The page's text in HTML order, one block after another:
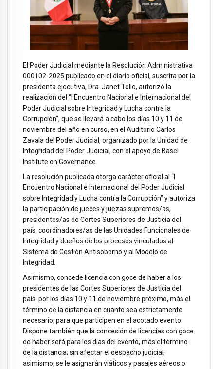
El Poder Judicial mediante la Resolución Administrativa
000102-2025 publicado en el diario oficial, suscrita por la
presidenta ejecutiva, Dra. Janet Tello, autorizó la
realización del “I Encuentro Nacional e Internacional del
Poder Judicial sobre Integridad y Lucha contra la
Corrupción”, que se llevará a cabo los días 10 y 11 de
noviembre del año en curso, en el Auditorio Carlos
Zavala del Poder Judicial, organizado por la Unidad de
Integridad del Poder Judicial, con el apoyo de Basel
Institute on Governance.
La resolución publicada otorga carácter oficial al “I
Encuentro Nacional e Internacional del Poder Judicial
sobre Integridad y Lucha contra la Corrupción” y autoriza
la participación de jueces y juezas supremos/as,
presidentes/as de Cortes Superiores de Justicia del
país, coordinadores/as de las Unidades Funcionales de
Integridad y dueños de los procesos vinculados al
Sistema de Gestión Antisoborno y al Modelo de
Integridad.
Asimismo, concede licencia con goce de haber a los
presidentes de las Cortes Superiores de Justicia del
país, por los días 10 y 11 de noviembre próximo, más el
término de la distancia en cuanto sea estrictamente
necesario, para que participen en el acotado evento.
Dispone también que la concesión de licencias con goce
de haber será para los días del evento, más el término
de la distancia; sin afectar el despacho judicial;
asimismo, se le asignarán viáticos y pasajes aéreos o